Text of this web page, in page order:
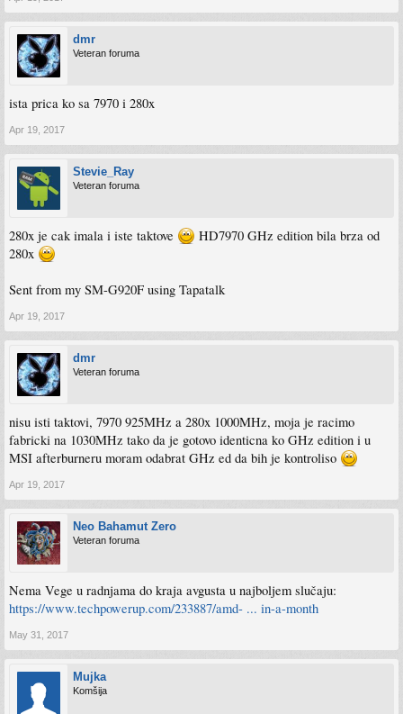
dmr
Veteran foruma
ista prica ko sa 7970 i 280x
Apr 19, 2017
Stevie_Ray
Veteran foruma
280x je cak imala i iste taktove
HD7970 GHz edition bila brza od
280x
Sent from my SM-G920F using Tapatalk
Apr 19, 2017
dmr
Veteran foruma
nisu isti taktovi, 7970 925MHz a 280x 1000MHz, moja je racimo
fabricki na 1030MHz tako da je gotovo identicna ko GHz edition i u
MSI afterburneru moram odabrat GHz ed da bih je kontroliso
Apr 19, 2017
Neo Bahamut Zero
Veteran foruma
Nema Vege u radnjama do kraja avgusta u najboljem slučaju:
https://www.techpowerup.com/233887/amd- ... in-a-month
May 31, 2017
Mujka
Komšija